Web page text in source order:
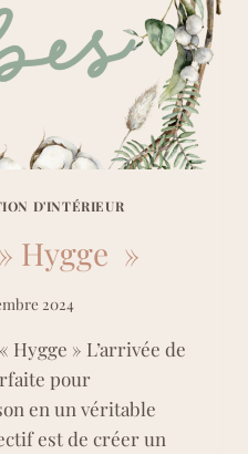
D'INTÉRIEUR
Hygge »
2024
Hygge » L’arrivée de
pour
en un véritable
est de créer un